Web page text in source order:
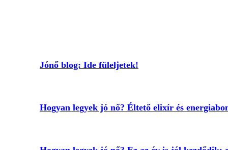
Jónő blog: Ide füleljetek!
Hogyan legyek jó nő? Éltető elixír és